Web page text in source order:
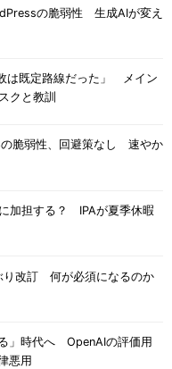
の脆弱性 生成AIが変え
は既定路線だった」 メイン
クと教訓
脆弱性、回避策なし 速やか
加担する？ IPAが夏季休暇
り改訂 何が必須になるのか
」時代へ OpenAIの評価用
悪用